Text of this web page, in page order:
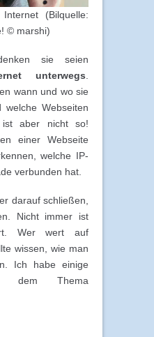
(Bilquelle:
© marshi)
sie seien
unterwegs.
wann und wo sie
Webseiten
aber nicht so!
einer Webseite
welche IP-
verbunden hat.
darauf schließen,
Nicht immer ist
Wer wert auf
wissen, wie man
Ich habe einige
dem Thema